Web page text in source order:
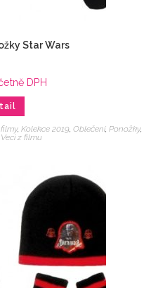
Star Wars
DPH
, Kolekce 2019, Oblečení, Ponožky,
Veci z filmu